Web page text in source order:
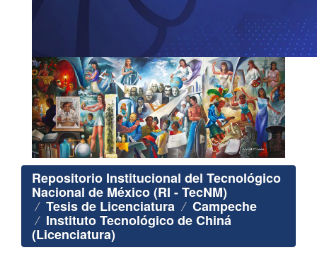
Repositorio Institucional del Tecnológico
Nacional de México (RI - TecNM)
Tesis de Licenciatura Campeche
Instituto Tecnológico de Chiná
(Licenciatura)